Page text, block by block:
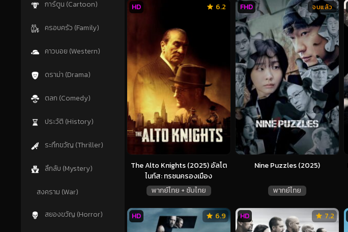
การ์ตูน (Cartoon)
ครอบครัว (Family)
คาวบอย (Western)
ดราม่า (Drama)
ตลก (Comedy)
ประวัติ (History)
ระทึกขวัญ (Thriller)
ลึกลับ (Mystery)
สงคราม (War)
สยองขวัญ (Horror)
The Alto Knights (2025) อัลโต
ไนท์ส: ทรชนครองเมือง
พากย์ไทย + ซับไทย
6.2
HD
Nine Puzzles (2025)
พากย์ไทย
จบแล้ว
FHD
6.9
HD 7.2
HD